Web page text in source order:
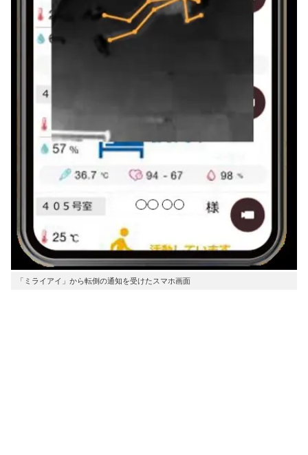
「ミライアイ」から転倒の通知を受けたスマホ画面